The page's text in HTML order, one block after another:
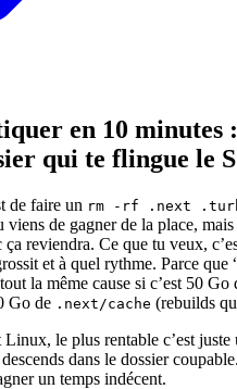
en 10 minutes
qui te flingue le
de faire un rm -rf .next
viens de gagner de la place, mais
reviendra. Ce que tu veux,
et à quel rythme. Parce que
la même cause si c’est 50 Go
Go de .next/cache (rebuilds
Linux, le plus rentable c’est juste
dans le dossier
un temps indécent.